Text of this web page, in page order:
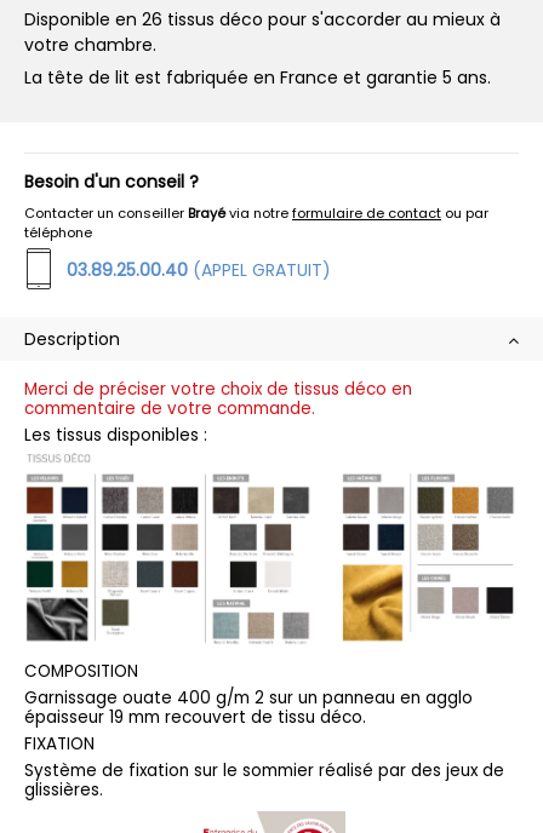
Disponible en 26 tissus déco pour s'accorder au mieux à
votre chambre.
La tête de lit est fabriquée en France et garantie 5 ans.
Besoin d'un conseil ?
Contacter un conseillerBrayévia notreformulaire de contact ou par
téléphone
03.89.25.00.40 (APPEL GRATUIT)
Description
Merci de préciser votre choix de tissus déco en
commentaire de votre commande.
Les tissus disponibles :
COMPOSITION
Garnissage ouate 400 g/m 2 sur un panneau en agglo
épaisseur 19 mm recouvert de tissu déco.
FIXATION
Système de fixation sur le sommier réalisé par des jeux de
glissières.